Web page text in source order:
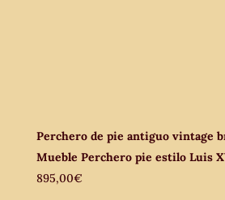
Perchero de pie antiguo vintage
Mueble Perchero pie estilo Luis
895,00€